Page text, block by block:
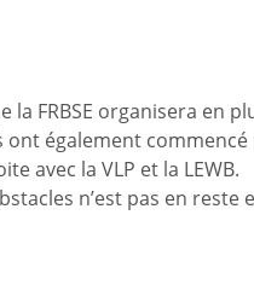
la FRBSE organisera
également
avec la VLP et la LEWB.
n’est pas en